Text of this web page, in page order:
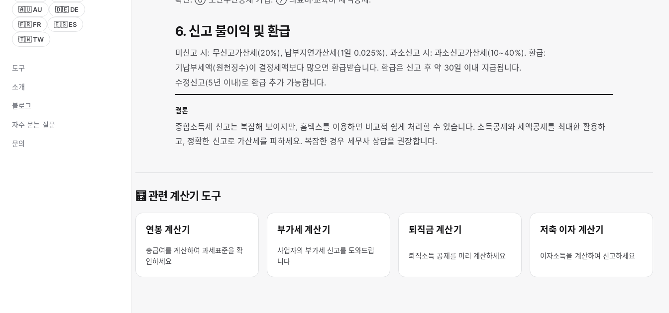
🇦🇺 AU
🇩🇪 DE
🇫🇷 FR
🇪🇸 ES
🇹🇼 TW
도구
소개
블로그
자주 묻는 질문
문의
6. 신고 불이익 및 환급
미신고 시: 무신고가산세(20%), 납부지연가산세(1일 0.025%). 과소신고 시: 과소신고가산세(10~40%). 환급:
기납부세액(원천징수)이 결정세액보다 많으면 환급받습니다. 환급은 신고 후 약 30일 이내 지급됩니다.
수정신고(5년 이내)로 환급 추가 가능합니다.
결론
종합소득세 신고는 복잡해 보이지만, 홈택스를 이용하면 비교적 쉽게 처리할 수 있습니다. 소득공제와 세액공제를 최대한 활용하
고, 정확한 신고로 가산세를 피하세요. 복잡한 경우 세무사 상담을 권장합니다.
🧮 관련 계산기 도구
연봉 계산기
총급여를 계산하여 과세표준을 확
인하세요
부가세 계산기
사업자의 부가세 신고를 도와드립
니다
퇴직금 계산기
퇴직소득 공제를 미리 계산하세요
저축 이자 계산기
이자소득을 계산하여 신고하세요